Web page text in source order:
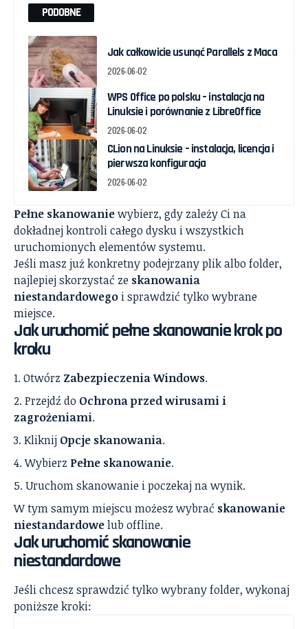
PODOBNE
Jak całkowicie usunąć Parallels z Maca
2026-06-02
WPS Office po polsku – instalacja na
Linuksie i porównanie z LibreOffice
2026-06-02
CLion na Linuksie – instalacja, licencja i
pierwsza konfiguracja
2026-06-02
Pełne skanowaniewybierz, gdy zależy Ci na
dokładnej kontroli całego dysku i wszystkich
uruchomionych elementów systemu.
Jeśli masz już konkretny podejrzany plik albo folder,
najlepiej skorzystać ze skanowania
niestandardowego i sprawdzić tylko wybrane
miejsce.
Jak uruchomić pełne skanowanie krok po
kroku
Otwórz Zabezpieczenia Windows.
Przejdź do Ochrona przed wirusami i
zagrożeniami.
Kliknij Opcje skanowania.
Wybierz Pełne skanowanie.
Uruchom skanowanie i poczekaj na wynik.
W tym samym miejscu możesz wybrać skanowanie
niestandardowelub offline.
Jak uruchomić skanowanie
niestandardowe
Jeśli chcesz sprawdzić tylko wybrany folder, wykonaj
poniższe kroki: